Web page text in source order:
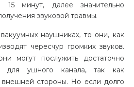
15 минут, далее значительно
звуковой травмы.
наушниках, то они, как
чересчур громких звуков.
могут послужить достаточно
для ушного канала, так как
внешней стороны. Но если долго